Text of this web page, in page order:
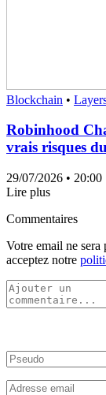
Blockchain •
Robinhood
vrais risques
29/07/2026 • 20:00
Lire plus
Commentaires
Votre email ne
acceptez notre